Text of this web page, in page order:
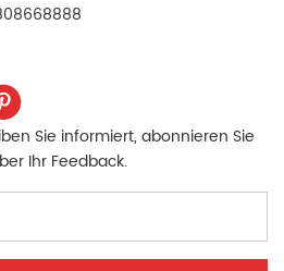
einem Radstand von
ml, kombiniert mit
einem MSB-5-Gang-
Schaltgetriebe für
Leistungsabgabe und
einen geringeren
Sie informiert, abonnieren Sie
Ihr Feedback.